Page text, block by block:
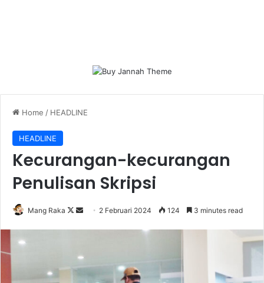
Home / HEADLINE
HEADLINE
Kecurangan-kecurangan
Penulisan Skripsi
Mang Raka
Follow
Send 2 Februari 2024 124 3 minutes read